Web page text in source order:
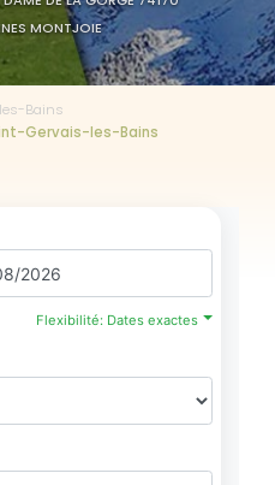
MONTJOIE
Bains
Gervais-les-Bains
Flexibilité: Dates exactes